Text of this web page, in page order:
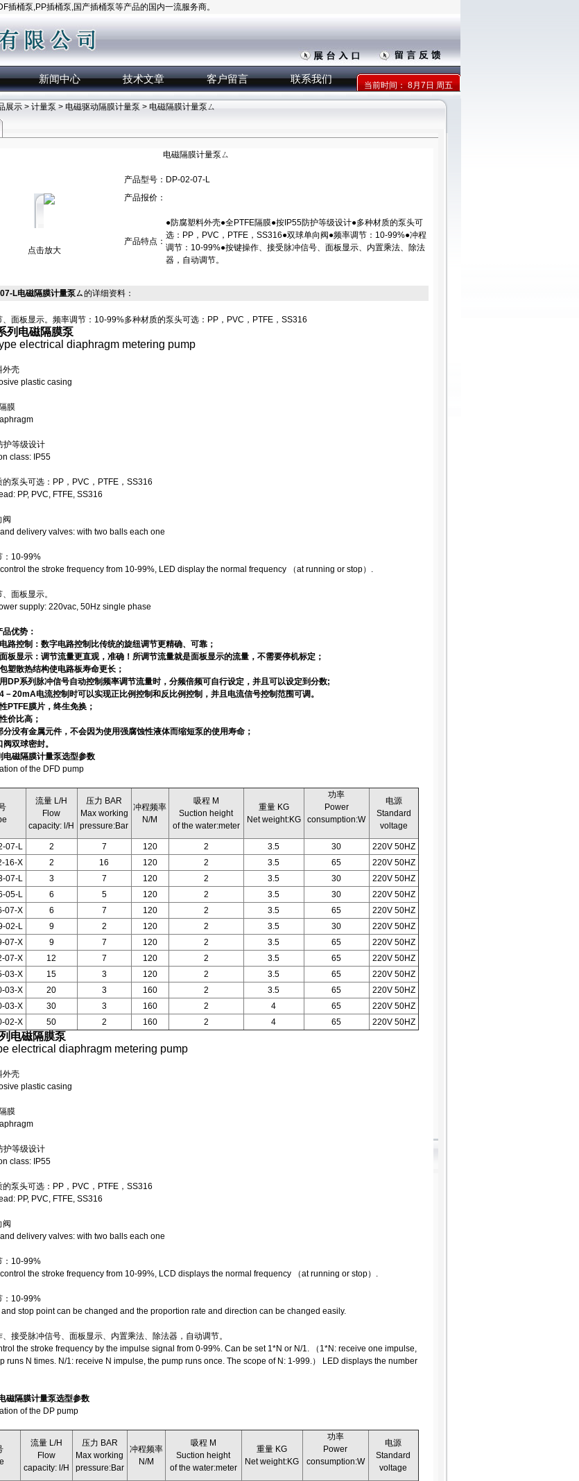
桶泵,PP插桶泵,国产插桶泵等产品的国内一流服务商。
新闻中心 技术文章 客户留言 联系我们
当前时间：8月7日 周五
展示> 计量泵 > 电磁驱动隔膜计量泵 > 电磁隔膜计量泵ㄙ
电磁隔膜计量泵ㄙ
点击放大
产品型号： DP-02-07-L
产品报价：
产品特点：
●防腐塑料外壳●全PTFE隔膜●按IP55防护等级设计●多种材质的泵头可
选：PP，PVC，PTFE，SS316●双球单向阀●频率调节：10-99%●冲程
调节：10-99%●按键操作、接受脉冲信号、面板显示、内置乘法、除法
器，自动调节。
L电磁隔膜计量泵ㄙ的详细资料：
、面板显示。频率调节：10-99%多种材质的泵头可选：PP，PVC，PTFE，SS316
列电磁隔膜泵
electrical diaphragm metering pump
外壳
plastic casing
膜
护等级设计
class: IP55
的泵头可选：PP，PVC，PTFE，SS316
PP, PVC, FTFE, SS316
阀
delivery valves: with two balls each one
：10-99%
the stroke frequency from 10-99%, LED display the normal frequency （at running or stop）.
面板显示。
supply: 220vac, 50Hz single phase
优势：
路控制：数字电路控制比传统的旋纽调节更精确、可靠；
板显示：调节流量更直观，准确！所调节流量就是面板显示的流量，不需要停机标定；
塑散热结构使电路板寿命更长；
DP系列脉冲信号自动控制频率调节流量时，分频倍频可自行设定，并且可以设定到分数;
－20mA电流控制时可以实现正比例控制和反比例控制，并且电流信号控制范围可调。
PTFE膜片，终生免换；
价比高；
分没有金属元件，不会因为使用强腐蚀性液体而缩短泵的使用寿命；
双球密封。
电磁隔膜计量泵选型参数
of the DFD pump
流量 L/H
Flow
capacity: l/H
压力 BAR
Max working
pressure:Bar
冲程频率
N/M
吸程 M
Suction height
of the water:meter
重量 KG
Net weight:KG
功率
Power
consumption:W
电源
Standard
voltage
07-L 2 7 120 2 3.5 30
220V 50HZ
16-X
2 16 120 2 3.5 65
220V 50HZ
07-L
3 7 120 2 3.5 30
220V 50HZ
05-L
6 5 120 2 3.5 30
220V 50HZ
07-X
6 7 120 2 3.5 65
220V 50HZ
02-L
9 2 120 2 3.5 30
220V 50HZ
07-X
9 7 120 2 3.5 65
220V 50HZ
07-X
12 7 120 2 3.5 65
220V 50HZ
03-X
15 3 120 2 3.5 65
220V 50HZ
03-X
20 3 160 2 3.5 65
220V 50HZ
03-X
30 3 160 2 4 65
220V 50HZ
02-X
50 2 160 2 4 65 220V 50HZ
电磁隔膜泵
electrical diaphragm metering pump
外壳
plastic casing
膜
护等级设计
class: IP55
的泵头可选：PP，PVC，PTFE，SS316
PP, PVC, FTFE, SS316
阀
delivery valves: with two balls each one
：10-99%
the stroke frequency from 10-99%, LCD displays the normal frequency （at running or stop）.
：10-99%
and stop point can be changed and the proportion rate and direction can be changed easily.
、接受脉冲信号、面板显示、内置乘法、除法器，自动调节。
the stroke frequency by the impulse signal from 0-99%. Can be set 1*N or N/1. （1*N: receive one impulse,
runs N times. N/1: receive N impulse, the pump runs once. The scope of N: 1-999.） LED displays the number
磁隔膜计量泵选型参数
of the DP pump
流量 L/H
Flow
capacity: l/H
压力 BAR
Max working
pressure:Bar
冲程频率
N/M
吸程 M
Suction height
of the water:meter
重量 KG
Net weight:KG
功率
Power
consumption:W
电源
Standard
voltage